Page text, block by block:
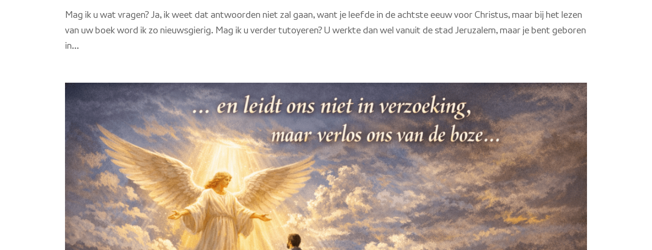
Mag ik u wat vragen? Ja, ik weet dat antwoorden niet zal gaan, want je leefde in de achtste eeuw voor Christus, maar bij het lezen
van uw boek word ik zo nieuwsgierig. Mag ik u verder tutoyeren? U werkte dan wel vanuit de stad Jeruzalem, maar je bent geboren
in...